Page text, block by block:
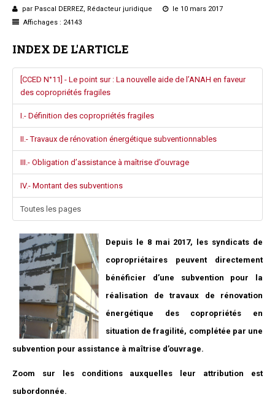
Jurisprudence
Questions/réponses
Études juridiques
Copro. en difficulté
Formez-vous !
Parole d'experts*
par Pascal DERREZ, Rédacteur juridique
le 10 mars 2017
Affichages : 24143
INDEX DE L'ARTICLE
[CCED N°11] - Le point sur : La nouvelle aide de l’ANAH en faveur
des copropriétés fragiles
I.- Définition des copropriétés fragiles
II.- Travaux de rénovation énergétique subventionnables
III.- Obligation d’assistance à maîtrise d’ouvrage
IV.- Montant des subventions
Toutes les pages
Depuis le 8 mai 2017, les syndicats de
copropriétaires peuvent directement
bénéficier d’une subvention pour la
réalisation de travaux de rénovation
énergétique des copropriétés en
situation de fragilité, complétée par une
subvention pour assistance à maîtrise d’ouvrage.
Zoom sur les conditions auxquelles leur attribution est
subordonnée.